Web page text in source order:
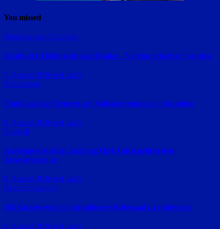
You missed
Niederbayern Straubing
Kraftwerk Höllenstein sagt Danke – Vereine erhalten Spenden
7. August 2026 red_ra24
Trabrennen
Fünf knackige Rennen am Volksfestrenntag in Straubing
6. August 2026 red_ra24
Fussball
Aufsteiger-Duell in Amberg:Türk Gücü peilt ersten
Auswärtssieg an
6. August 2026 red_ra24
Region Straubing
105 Kunstwerke im Straubinger Rittersaal zu entdecken
6. August 2026 red_ra24